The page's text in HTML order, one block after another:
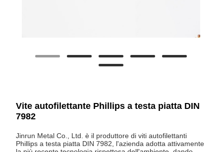
Vite autofilettante Phillips a testa piatta DIN
7982
Jinrun Metal Co., Ltd. è il produttore di viti autofilettanti
Phillips a testa piatta DIN 7982, l'azienda adotta attivamente